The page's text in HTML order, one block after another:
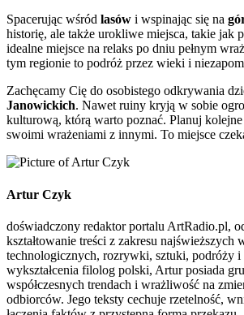
Spacerując wśród lasów i wspinając się na
historię, ale także urokliwe miejsca, takie jak
idealne miejsce na relaks po dniu pełnym
tym regionie to podróż przez wieki i
Zachęcamy Cię do osobistego odkrywania
Janowickich. Nawet ruiny kryją w sobie
kulturową, którą warto poznać. Planuj
swoimi wrażeniami z innymi. To miejsce
Artur Czyk
doświadczony redaktor portalu ArtRadio.pl,
kształtowanie treści z zakresu najświeższych
technologicznych, rozrywki, sztuki, podróży
wykształcenia filolog polski, Artur posiada
współczesnych trendach i wrażliwość na
odbiorców. Jego teksty cechuje rzetelność,